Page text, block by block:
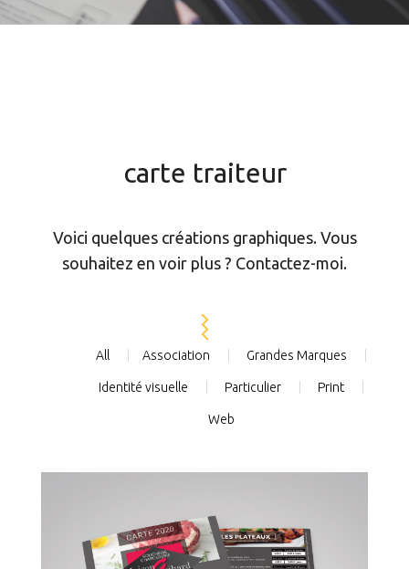
carte traiteur
Voici quelques créations graphiques. Vous
souhaitez en voir plus ? Contactez-moi.
All Association Grandes Marques
Identité visuelle Particulier Print
Web